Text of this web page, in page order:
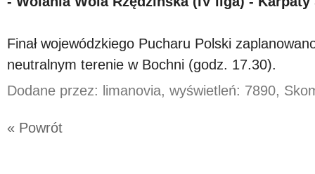
Finał wojewódzkiego Pucharu Polski
neutralnym terenie w Bochni (godz. 17.30).
Dodane przez: limanovia, wyświetleń: 7890,
« Powrót